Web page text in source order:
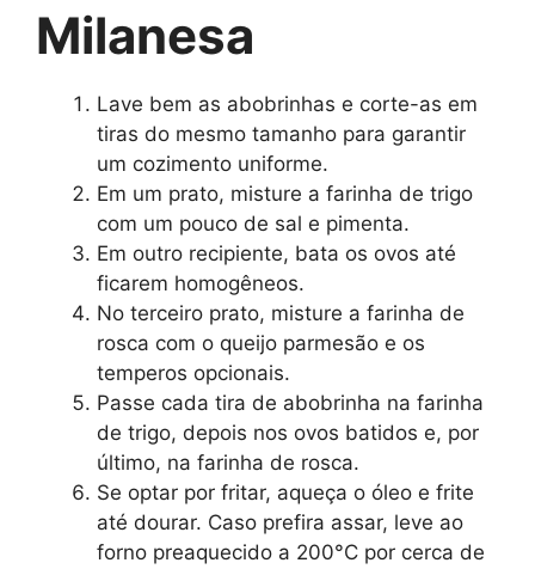
Milanesa
Lave bem as abobrinhas e corte-as em
tiras do mesmo tamanho para garantir
um cozimento uniforme.
Em um prato, misture a farinha de trigo
com um pouco de sal e pimenta.
Em outro recipiente, bata os ovos até
ficarem homogêneos.
No terceiro prato, misture a farinha de
rosca com o queijo parmesão e os
temperos opcionais.
Passe cada tira de abobrinha na farinha
de trigo, depois nos ovos batidos e, por
último, na farinha de rosca.
Se optar por fritar, aqueça o óleo e frite
até dourar. Caso prefira assar, leve ao
forno preaquecido a 200°C por cerca de